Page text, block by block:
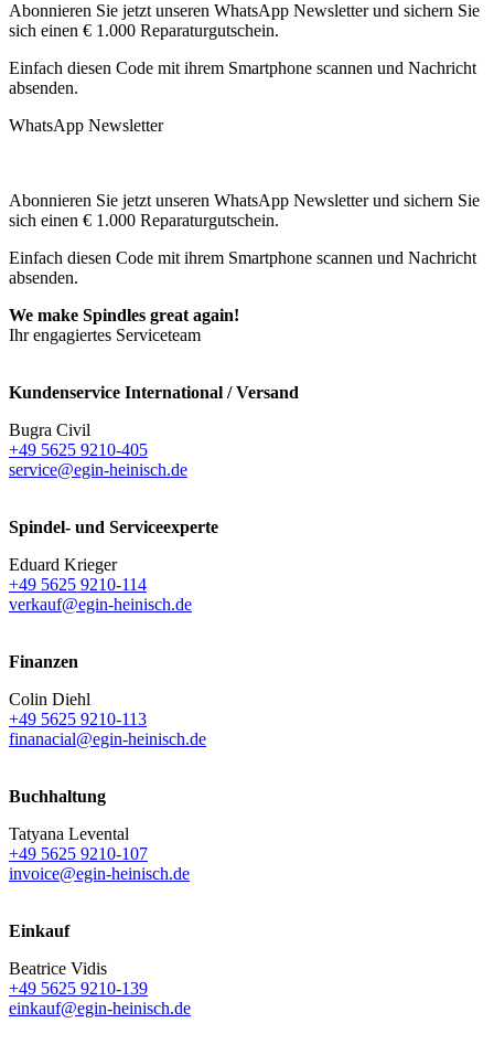
Abonnieren Sie jetzt unseren WhatsApp Newsletter und sichern Sie
sich einen € 1.000 Reparaturgutschein.
Einfach diesen Code mit ihrem Smartphone scannen und Nachricht
absenden.
WhatsApp Newsletter
Abonnieren Sie jetzt unseren WhatsApp Newsletter und sichern Sie
sich einen € 1.000 Reparaturgutschein.
Einfach diesen Code mit ihrem Smartphone scannen und Nachricht
absenden.
We make Spindles great again!
Ihr engagiertes Serviceteam
Kundenservice International / Versand
Bugra Civil
+49 5625 9210-405
service@egin-heinisch.de
Spindel- und Serviceexperte
Eduard Krieger
+49 5625 9210-114
verkauf@egin-heinisch.de
Finanzen
Colin Diehl
+49 5625 9210-113
finanacial@egin-heinisch.de
Buchhaltung
Tatyana Levental
+49 5625 9210-107
invoice@egin-heinisch.de
Einkauf
Beatrice Vidis
+49 5625 9210-139
einkauf@egin-heinisch.de